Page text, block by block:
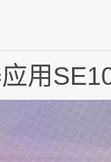
用